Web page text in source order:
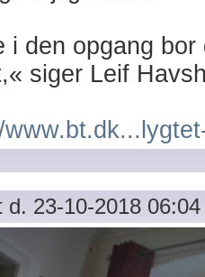
i den opgang
siger Leif
d. 23-10-2018 06:04